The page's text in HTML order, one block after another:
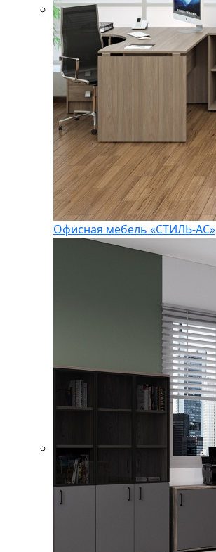
Офисная мебель «СТИЛЬ-АС»